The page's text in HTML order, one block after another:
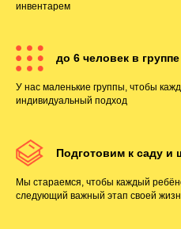
инвентарем
до 6 человек в группе
У нас маленькие группы, чтобы
индивидуальный подход
Подготовим к саду и
Мы стараемся, чтобы каждый
следующий важный этап своей